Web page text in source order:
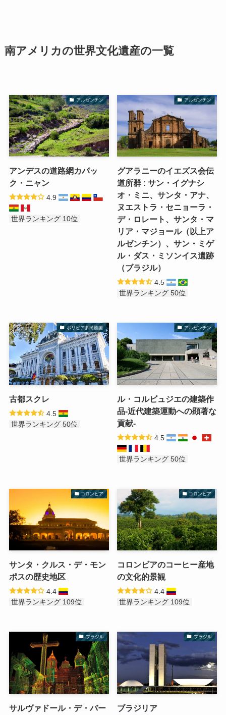
南アメリカの世界文化遺産の一覧
アルゼンチン
アンデスの道路網カパッ
ク・ニャン
4.9
世界ランキング 10位
アルゼンチン
グアラニーのイエズス会伝
道所群 : サン・イグナシ
オ・ミニ、サンタ・アナ、
ヌエストラ・セニョーラ・
デ・ロレート、サンタ・マ
リア・マジョール（以上ア
ルゼンチン）、サン・ミゲ
ル・ダス・ミソンイス遺跡
（ブラジル）
4.5
世界ランキング 50位
ボリビア多民族国
古都スクレ
4.5
世界ランキング 50位
アルゼンチン
ル・コルビュジエの建築作
品-近代建築運動への顕著な
貢献-
4.5
世界ランキング 50位
コロンビア
サンタ・クルス・デ・モン
ポスの歴史地区
4.4
世界ランキング 109位
コロンビア
コロンビアのコーヒー産地
の文化的景観
4.4
世界ランキング 109位
ブラジル
サルヴァドール・デ・バー
ブラジル
ブラジリア